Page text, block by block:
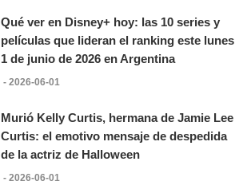
Qué ver en Disney+ hoy: las 10 series y
películas que lideran el ranking este lunes
1 de junio de 2026 en Argentina
- 2026-06-01
Murió Kelly Curtis, hermana de Jamie Lee
Curtis: el emotivo mensaje de despedida
de la actriz de Halloween
- 2026-06-01